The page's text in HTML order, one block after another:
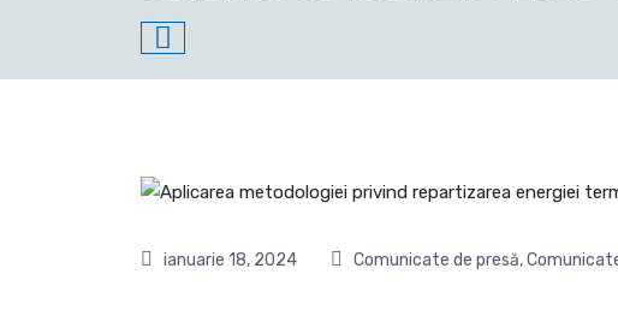
ianuarie 18, 2024 Comunicate de presă,